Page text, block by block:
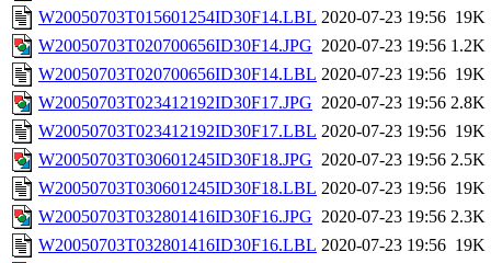
W20050703T015601254ID30F14.LBL 2020-07-23 19:56 19K
W20050703T020700656ID30F14.JPG 2020-07-23 19:56 1.2K
W20050703T020700656ID30F14.LBL 2020-07-23 19:56 19K
W20050703T023412192ID30F17.JPG 2020-07-23 19:56 2.8K
W20050703T023412192ID30F17.LBL 2020-07-23 19:56 19K
W20050703T030601245ID30F18.JPG 2020-07-23 19:56 2.5K
W20050703T030601245ID30F18.LBL 2020-07-23 19:56 19K
W20050703T032801416ID30F16.JPG 2020-07-23 19:56 2.3K
W20050703T032801416ID30F16.LBL 2020-07-23 19:56 19K